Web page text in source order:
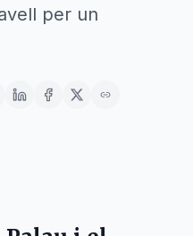
per un